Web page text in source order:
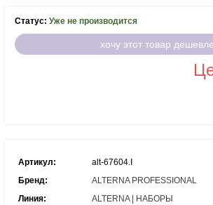
Статус: Уже не производится
хочу этот товар дешевле
Артикул:
alt-67604.I
Бренд:
ALTERNA PROFESSIONAL
Линия:
ALTERNA | НАБОРЫ